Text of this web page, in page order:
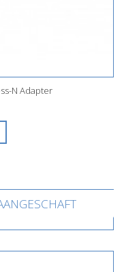
N Adapter